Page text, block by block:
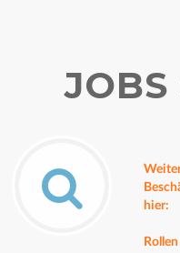
JOBS
hier: